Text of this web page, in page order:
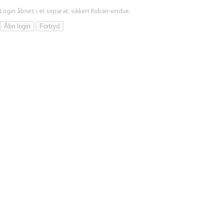
Login åbnes i et separat, sikkert Ruban-vindue.
Åbn login Fortryd